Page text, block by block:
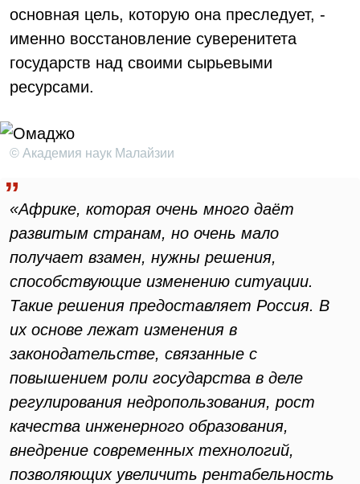
основная цель, которую она преследует, -
именно восстановление суверенитета
государств над своими сырьевыми
ресурсами.
© Академия наук Малайзии
«Африке, которая очень много даёт
развитым странам, но очень мало
получает взамен, нужны решения,
способствующие изменению ситуации.
Такие решения предоставляет Россия. В
их основе лежат изменения в
законодательстве, связанные с
повышением роли государства в деле
регулирования недропользования, рост
качества инженерного образования,
внедрение современных технологий,
позволяющих увеличить рентабельность